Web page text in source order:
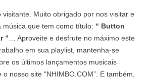
visitante. Muito obrigado por nos visitar e
música que tem como título: “ Button
” … Aproveite e desfrute no máximo este
em sua playlist, mantenha-se
os últimos lançamentos musicais
nosso site “NHIMBO.COM”. E também,